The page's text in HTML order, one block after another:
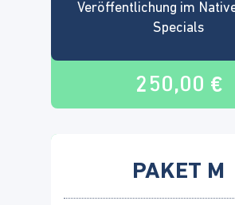
Veröffentlichung im
Specials
250,00 €
PAKET M